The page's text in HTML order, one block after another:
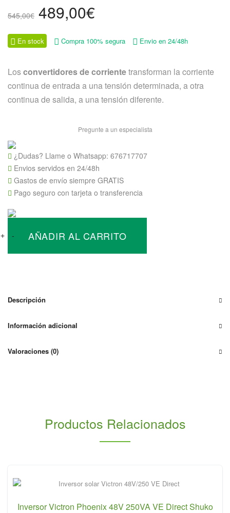
545,00€ El
precio
original
545,00€.
489,00€
actual
489,00€.
En stock Compra 100% segura Envio en 24/48h
Losconvertidores de corrientetransforman la corriente
continua de entrada a una tensión determinada, a otra
continua de salida, a una tensión diferente.
Pregunte a un especialista
¿Dudas? Llame o Whatsapp: 676717707
Envios servidos en 24/48h
Gastos de envío siempre GRATIS
Pago seguro con tarjeta o transferencia
-Converter
cantidad
+ AÑADIR AL CARRITO
Descripción
Información adicional
Valoraciones (0)
Productos Relacionados
Inversor Victron Phoenix 48V 250VA VE Direct Shuko